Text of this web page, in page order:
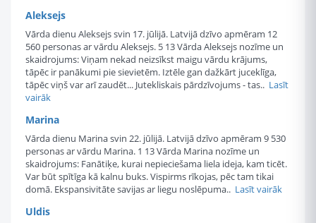
Aleksejs
Vārda dienu Aleksejs svin 17. jūlijā. Latvijā dzīvo apmēram 12
560 personas ar vārdu Aleksejs. 5 13 Vārda Aleksejs nozīme un
skaidrojums: Viņam nekad neizsīkst maigu vārdu krājums,
tāpēc ir panākumi pie sievietēm. Iztēle gan dažkārt juceklīga,
tāpēc viņš var arī zaudēt... Jutekliskais pārdzīvojums - tas.. Lasīt
vairāk
Marina
Vārda dienu Marina svin 22. jūlijā. Latvijā dzīvo apmēram 9 530
personas ar vārdu Marina. 1 13 Vārda Marina nozīme un
skaidrojums: Fanātiķe, kurai nepieciešama liela ideja, kam ticēt.
Var būt spītīga kā kalnu buks. Vispirms rīkojas, pēc tam tikai
domā. Ekspansivitāte savijas ar liegu noslēpuma.. Lasīt vairāk
Uldis